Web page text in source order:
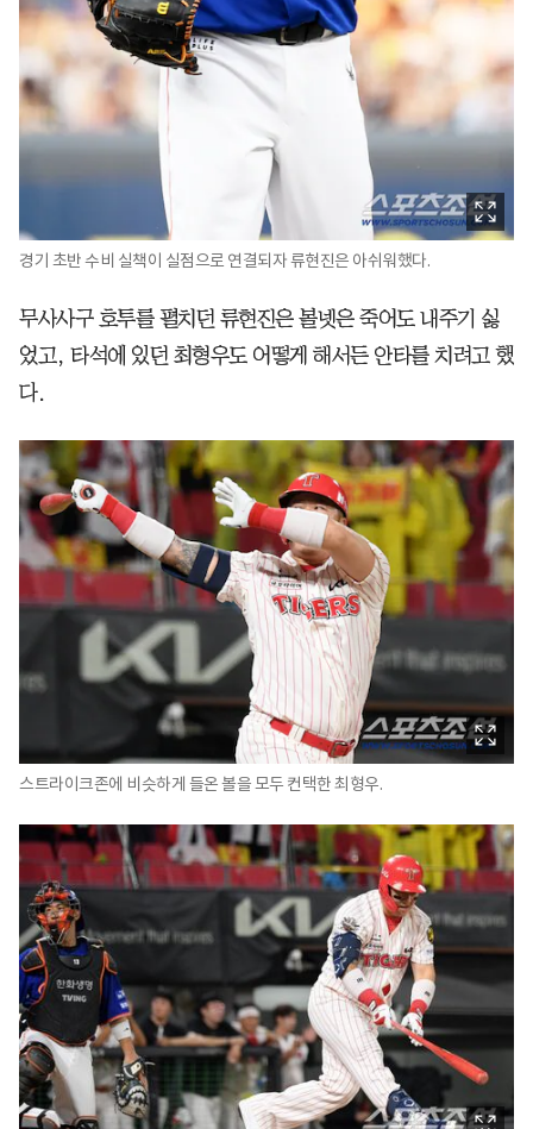
경기 초반 수비 실책이 실점으로 연결되자 류현진은 아쉬워했다.
무사사구 호투를 펼치던 류현진은 볼넷은 죽어도 내주기 싫
었고, 타석에 있던 최형우도 어떻게 해서든 안타를 치려고 했
다.
스트라이크존에 비슷하게 들온 볼을 모두 컨택한 최형우.